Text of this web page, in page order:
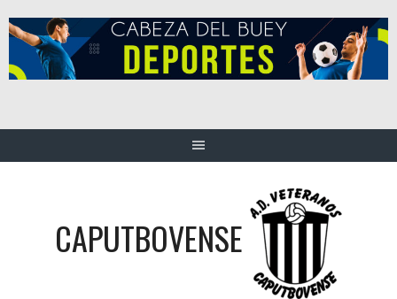
al
contenido
CAPUTBOVENSE